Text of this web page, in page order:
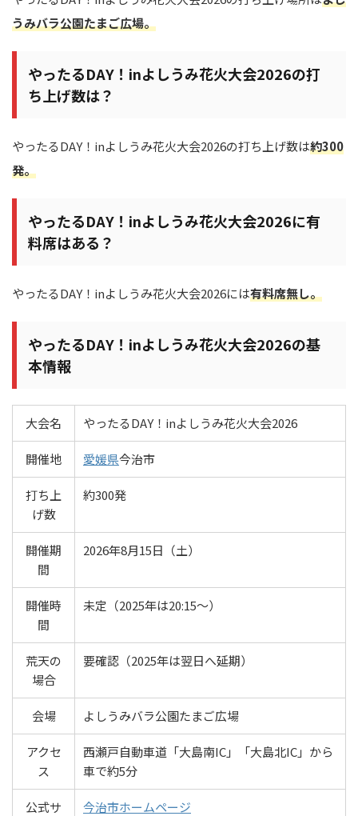
うみバラ公園たまご広場。
やったるDAY！inよしうみ花火大会2026の打
ち上げ数は？
やったるDAY！inよしうみ花火大会2026の打ち上げ数は約300
発。
やったるDAY！inよしうみ花火大会2026に有
料席はある？
やったるDAY！inよしうみ花火大会2026には有料席無し。
やったるDAY！inよしうみ花火大会2026の基
本情報
大会名 やったるDAY！inよしうみ花火大会2026
開催地 愛媛県今治市
打ち上
げ数
約300発
開催期
間
2026年8月15日（土）
開催時
間
未定（2025年は20:15～）
荒天の
場合
要確認（2025年は翌日へ延期）
会場 よしうみバラ公園たまご広場
アクセ
ス
西瀬戸自動車道「大島南IC」「大島北IC」から
車で約5分
公式サ
今治市ホームページ